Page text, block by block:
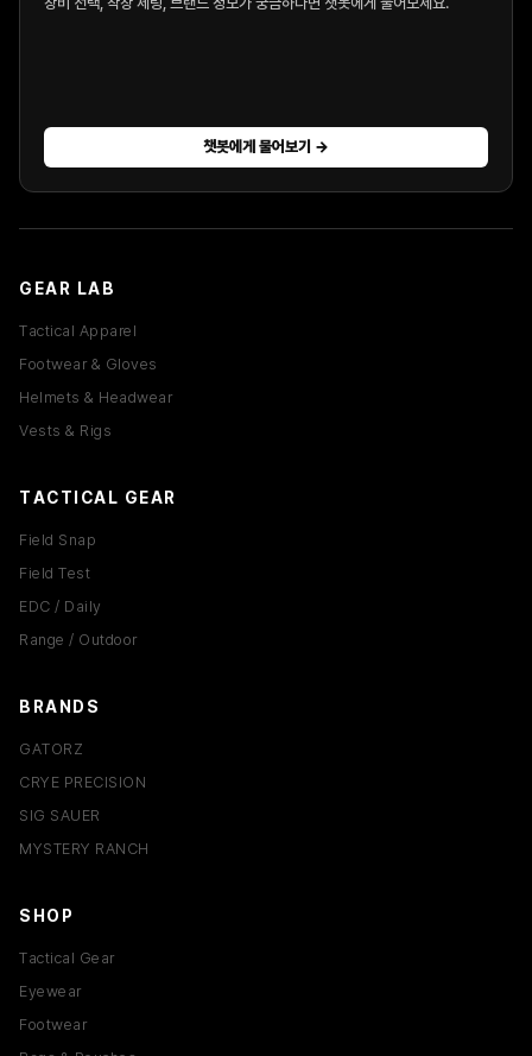
챗봇에게 물어보기 →
GEAR LAB
Tactical Apparel
Footwear & Gloves
Helmets & Headwear
Vests & Rigs
TACTICAL GEAR
Field Snap
Field Test
EDC / Daily
Range / Outdoor
BRANDS
GATORZ
CRYE PRECISION
SIG SAUER
MYSTERY RANCH
SHOP
Tactical Gear
Eyewear
Footwear